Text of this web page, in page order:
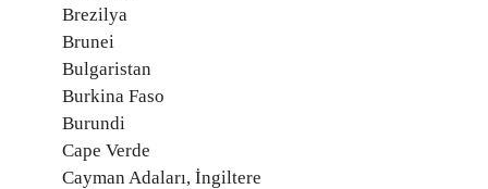
Brezilya
Brunei
Bulgaristan
Burkina Faso
Burundi
Cape Verde
Cayman Adaları, İngiltere